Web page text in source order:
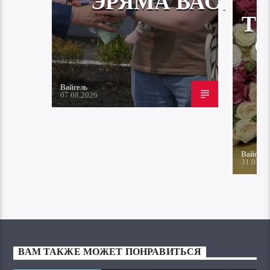
Вайгель
07.08.2026
Вайгель
ВАМ ТАКЖЕ МОЖЕТ ПОНРАВИТЬСЯ